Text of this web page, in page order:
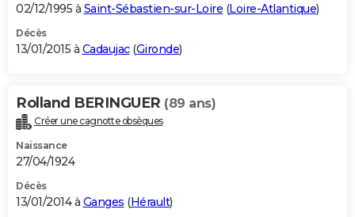
02/12/1995 à Saint-Sébastien-sur-Loire (Loire-Atlantique)
Décès
13/01/2015 à Cadaujac(Gironde)
Rolland BERINGUER (89 ans)
Créer une cagnotte obsèques
Naissance
27/04/1924
Décès
13/01/2014 à Ganges (Hérault)